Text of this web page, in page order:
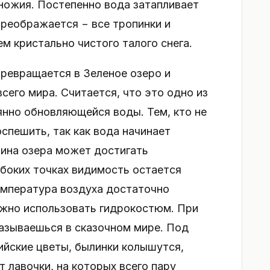
Постепенно вода затапливает
− все тропинки и
чистого талого снега.
в Зеленое озеро и
мира. Считается, что это одно из
обновляющейся воды. Тем, кто не
так как вода начинает
озера может достигать
точках видимость остается
воздуха достаточно
использовать гидрокостюм. При
в сказочном мире. Под
цветы, былинки колышутся,
лавочки, на которых всего пару